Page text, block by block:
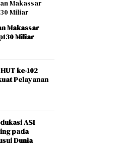
Makassar
Miliar
ke-102
Pelayanan
ASI
pada
Dunia